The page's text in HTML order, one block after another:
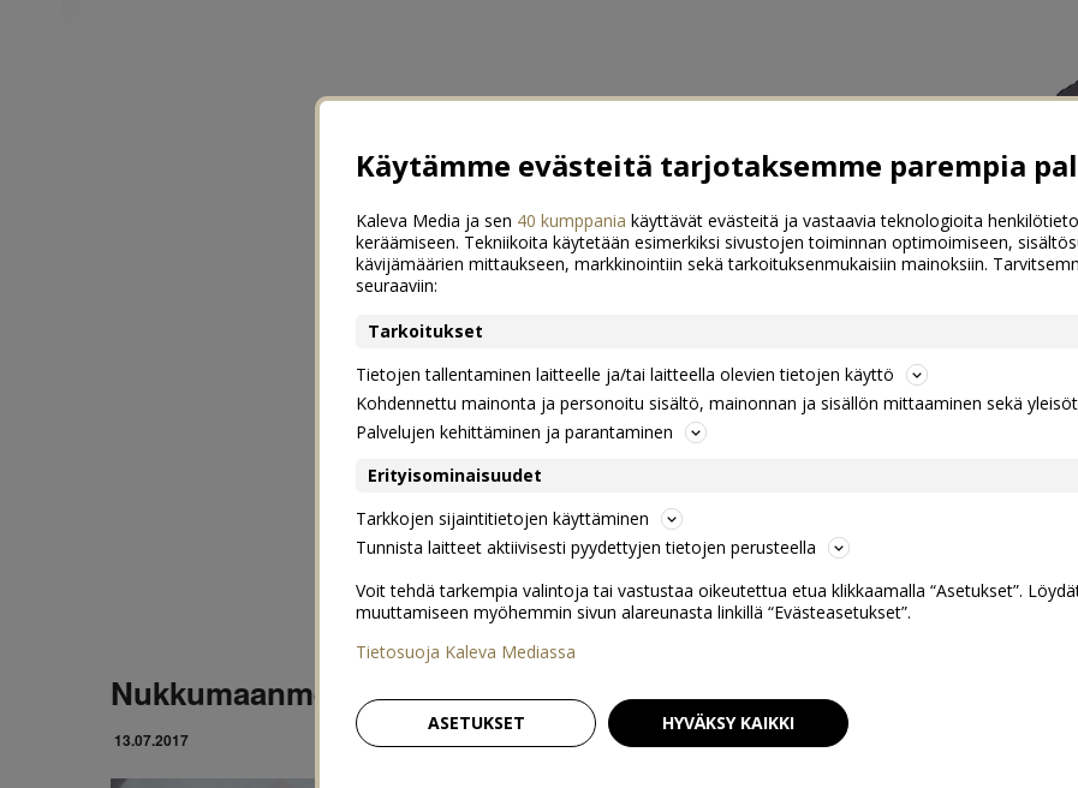
Nukkumaanmenoaika
13.07.2017
Käytämme evästeitä tarjotaksemme parempia
Kaleva Media ja sen 40 kumppania käyttävät evästeitä ja vastaavia teknologioita
keräämiseen. Tekniikoita käytetään esimerkiksi sivustojen toiminnan optimoimiseen,
kävijämäärien mittaukseen, markkinointiin sekä tarkoituksenmukaisiin mainoksiin.
seuraaviin:
Tarkoitukset
Tietojen tallentaminen laitteelle ja/tai laitteella olevien tietojen käyttö
Kohdennettu mainonta ja personoitu sisältö, mainonnan ja sisällön mittaaminen sekä
Palvelujen kehittäminen ja parantaminen
Erityisominaisuudet
Tarkkojen sijaintitietojen käyttäminen
Tunnista laitteet aktiivisesti pyydettyjen tietojen perusteella
Voit tehdä tarkempia valintoja tai vastustaa oikeutettua etua klikkaamalla “Asetukset”.
muuttamiseen myöhemmin sivun alareunasta linkillä “Evästeasetukset”.
Tietosuoja Kaleva Mediassa
ASETUKSET HYVÄKSY KAIKKI